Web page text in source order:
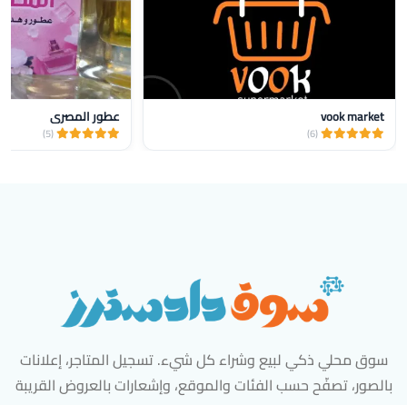
vook market
(6)
عطور المصري
(5)
سوق محلي ذكي لبيع وشراء كل شيء. تسجيل المتاجر، إعلانات
بالصور، تصفّح حسب الفئات والموقع، وإشعارات بالعروض القريبة